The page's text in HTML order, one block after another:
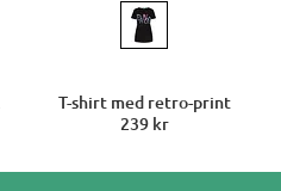
T-shirt med retro-print
239 kr